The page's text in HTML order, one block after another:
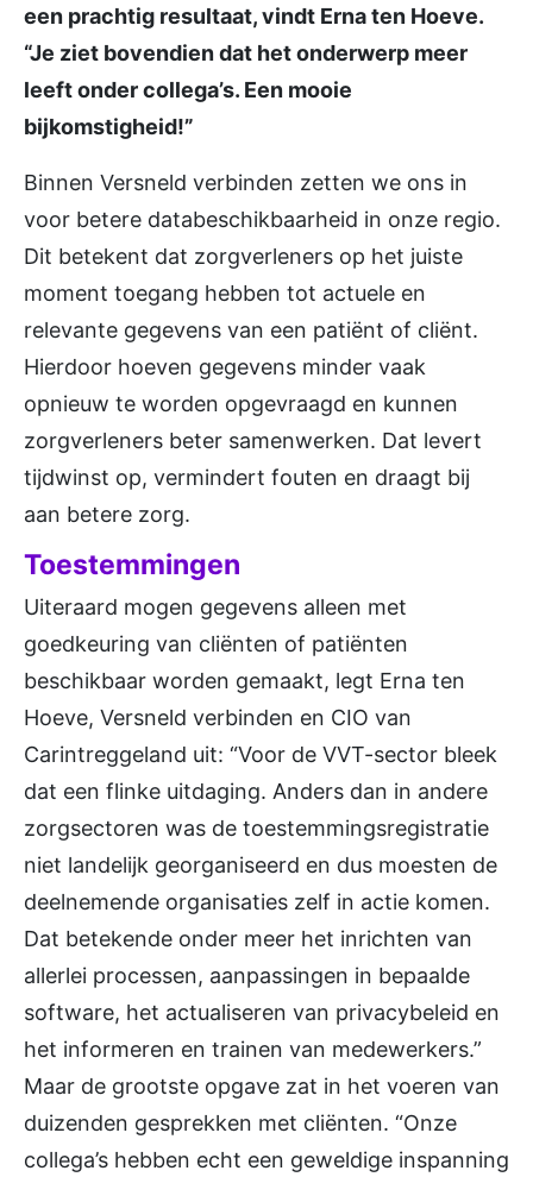
een prachtig resultaat, vindt Erna ten Hoeve.
“Je ziet bovendien dat het onderwerp meer
leeft onder collega’s. Een mooie
bijkomstigheid!”
Binnen Versneld verbinden zetten we ons in
voor betere databeschikbaarheid in onze regio.
Dit betekent dat zorgverleners op het juiste
moment toegang hebben tot actuele en
relevante gegevens van een patiënt of cliënt.
Hierdoor hoeven gegevens minder vaak
opnieuw te worden opgevraagd en kunnen
zorgverleners beter samenwerken. Dat levert
tijdwinst op, vermindert fouten en draagt bij
aan betere zorg.
Toestemmingen
Uiteraard mogen gegevens alleen met
goedkeuring van cliënten of patiënten
beschikbaar worden gemaakt, legt Erna ten
Hoeve, Versneld verbinden en CIO van
Carintreggeland uit: “Voor de VVT-sector bleek
dat een flinke uitdaging. Anders dan in andere
zorgsectoren was de toestemmingsregistratie
niet landelijk georganiseerd en dus moesten de
deelnemende organisaties zelf in actie komen.
Dat betekende onder meer het inrichten van
allerlei processen, aanpassingen in bepaalde
software, het actualiseren van privacybeleid en
het informeren en trainen van medewerkers.”
Maar de grootste opgave zat in het voeren van
duizenden gesprekken met cliënten. “Onze
collega’s hebben echt een geweldige inspanning